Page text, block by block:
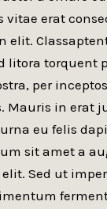
vitae erat
elit.
litora torquent
per inceptos
Mauris in erat
eu felis
sit amet a
Sed ut